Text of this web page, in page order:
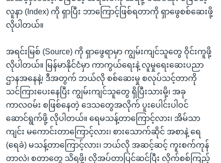
လူနာ (Index) ကို ရှာပြီး ဘာကြောင့်ဖြစ်ရတာကို ရှာဖွေစစ်ဆေးဖို့
လိုပါတယ်။
အရင်းမြစ် (Source) ကို ရှာဖွေရာမှာ ကျွမ်းကျင်သူတွေ ဝိုင်းကူဖို့
လိုပါတယ်။ မြန်မာနိုင်ငံမှာ ကာကွယ်ရေးနဲ့ လူမှုရေးဆေးပညာ
ဌာနအနေနဲ့၊ ဒီအတွက် ဘယ်လို စစ်ဆေးမှု စလုပ်သင့်တာကို
သင်ကြားပေးနေပြီး ကျွမ်းကျင်သူတွေ ရှိပြီးသားမို့၊ အခု
ကာလဝမ်း စဖြစ်နေတဲ့ ဒေသတွေအလိုက် ပူးပေါင်းပါဝင်
ဆောင်ရွက်ဖို့ လိုပါတယ်။ ရေမသန့်တာကြောင့်လား၊ အိမ်သာ
ကျင်း မကောင်းတာကြောင့်လား၊ စားသောက်ဆိုင် အစာနဲ့ ရေ
(ရေခဲ) မသန့်တာကြောင့်လား၊ ဘယ်လို အဆင့်ဆင့် ကူးစက်ကုန်
တာလဲ၊ စတာတွေ သိရဖို့၊ လိုအပ်တာပြင်ဆင်ပြီး လိုက်စစ်ကြည့်